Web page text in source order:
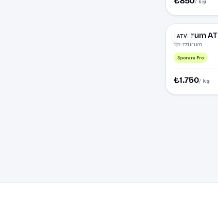
ATV
Erzurum
Erzurum
Sporara Pro
₺1.750/ kişi